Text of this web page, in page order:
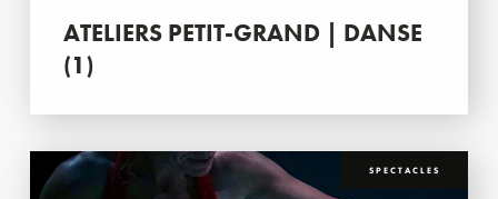
ATELIERS PETIT-GRAND | DANSE
(1)
SPECTACLES